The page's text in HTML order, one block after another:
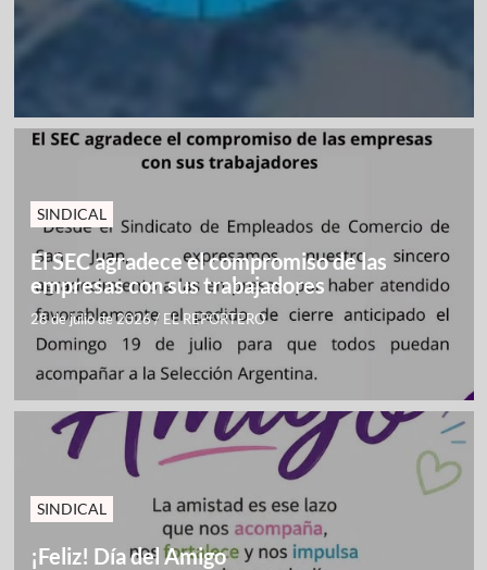
SINDICAL
El SEC agradece el compromiso de las
empresas con sus trabajadores
28 de julio de 2026/ EL REPORTERO
SINDICAL
¡Feliz! Día del Amigo